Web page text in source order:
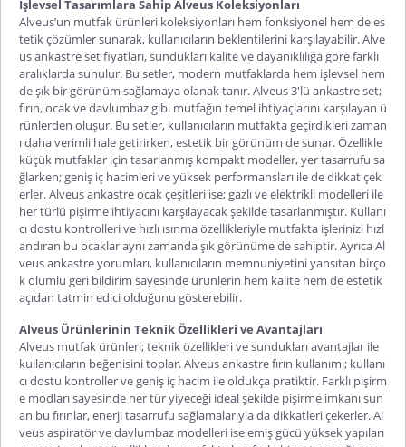
İşlevsel Tasarımlara Sahip Alveus Koleksiyonları
Alveus’un mutfak ürünleri koleksiyonları hem fonksiyonel hem de es
tetik çözümler sunarak, kullanıcıların beklentilerini karşılayabilir.Alve
us ankastre set fiyatları, sundukları kalite ve dayanıklılığa göre farklı
aralıklarda sunulur. Bu setler, modern mutfaklarda hem işlevsel hem
de şık bir görünüm sağlamaya olanak tanır.Alveus 3'lü ankastre set;
fırın, ocak ve davlumbaz gibi mutfağın temel ihtiyaçlarını karşılayan ü
rünlerden oluşur. Bu setler, kullanıcıların mutfakta geçirdikleri zaman
ı daha verimli hale getirirken, estetik bir görünüm de sunar. Özellikle
küçük mutfaklar için tasarlanmış kompakt modeller, yer tasarrufu sa
ğlarken; geniş iç hacimleri ve yüksek performansları ile de dikkat çek
erler.Alveus ankastre ocakçeşitleri ise; gazlı ve elektrikli modelleri ile
her türlü pişirme ihtiyacını karşılayacak şekilde tasarlanmıştır. Kullanı
cı dostu kontrolleri ve hızlı ısınma özellikleriyle mutfakta işlerinizi hızl
andıran bu ocaklar aynı zamanda şık görünüme de sahiptir. AyrıcaAl
veus ankastre yorumları, kullanıcıların memnuniyetini yansıtan birço
k olumlu geri bildirim sayesinde ürünlerin hem kalite hem de estetik
açıdan tatmin edici olduğunu gösterebilir.
Alveus Ürünlerinin Teknik Özellikleri ve Avantajları
Alveus mutfak ürünleri; teknik özellikleri ve sundukları avantajlar ile
kullanıcıların beğenisini toplar.Alveus ankastre fırın kullanımı; kullanı
cı dostu kontroller ve geniş iç hacim ile oldukça pratiktir. Farklı pişirm
e modları sayesinde her tür yiyeceği ideal şekilde pişirme imkanı sun
an bu fırınlar, enerji tasarrufu sağlamalarıyla da dikkatleri çekerler.Al
veus aspiratörve davlumbaz modelleri ise emiş gücü yüksek yapıları